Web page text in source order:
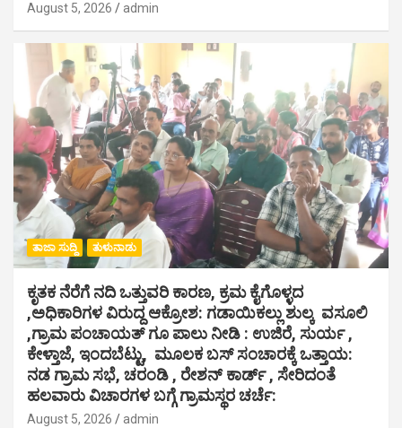
August 5, 2026 admin
ತಾಜಾ ಸುದ್ದಿ ತುಳುನಾಡು
ಕೃತಕ ನೆರೆಗೆ ನದಿ ಒತ್ತುವರಿ ಕಾರಣ, ಕ್ರಮ ಕೈಗೊಳ್ಳದ
,ಅಧಿಕಾರಿಗಳ ವಿರುದ್ದ ಆಕ್ರೋಶ: ಗಡಾಯಿಕಲ್ಲು ಶುಲ್ಕ ವಸೂಲಿ
,ಗ್ರಾಮ ಪಂಚಾಯತ್ ಗೂ ಪಾಲು ನೀಡಿ : ಉಜಿರೆ, ಸುರ್ಯ ,
ಕೇಳ್ತಾಜೆ, ಇಂದಬೆಟ್ಟು, ಮೂಲಕ ಬಸ್ ಸಂಚಾರಕ್ಕೆ ಒತ್ತಾಯ:
ನಡ ಗ್ರಾಮ ಸಭೆ, ಚರಂಡಿ , ರೇಶನ್ ಕಾರ್ಡ್ , ಸೇರಿದಂತೆ
ಹಲವಾರು ವಿಚಾರಗಳ ಬಗ್ಗೆ ಗ್ರಾಮಸ್ಥರ ಚರ್ಚೆ:
August 5, 2026 admin